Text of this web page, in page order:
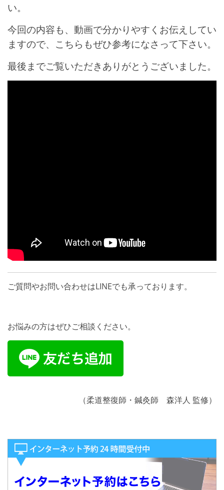
い。
今回の内容も、動画で分かりやすくお伝えしてい
ますので、こちらもぜひ参考になさって下さい。
最後までご覧いただきありがとうございました。
ご質問やお問い合わせはLINEでも承っております。
お悩みの方はぜひご相談ください。
（柔道整復師・鍼灸師 森洋人 監修）